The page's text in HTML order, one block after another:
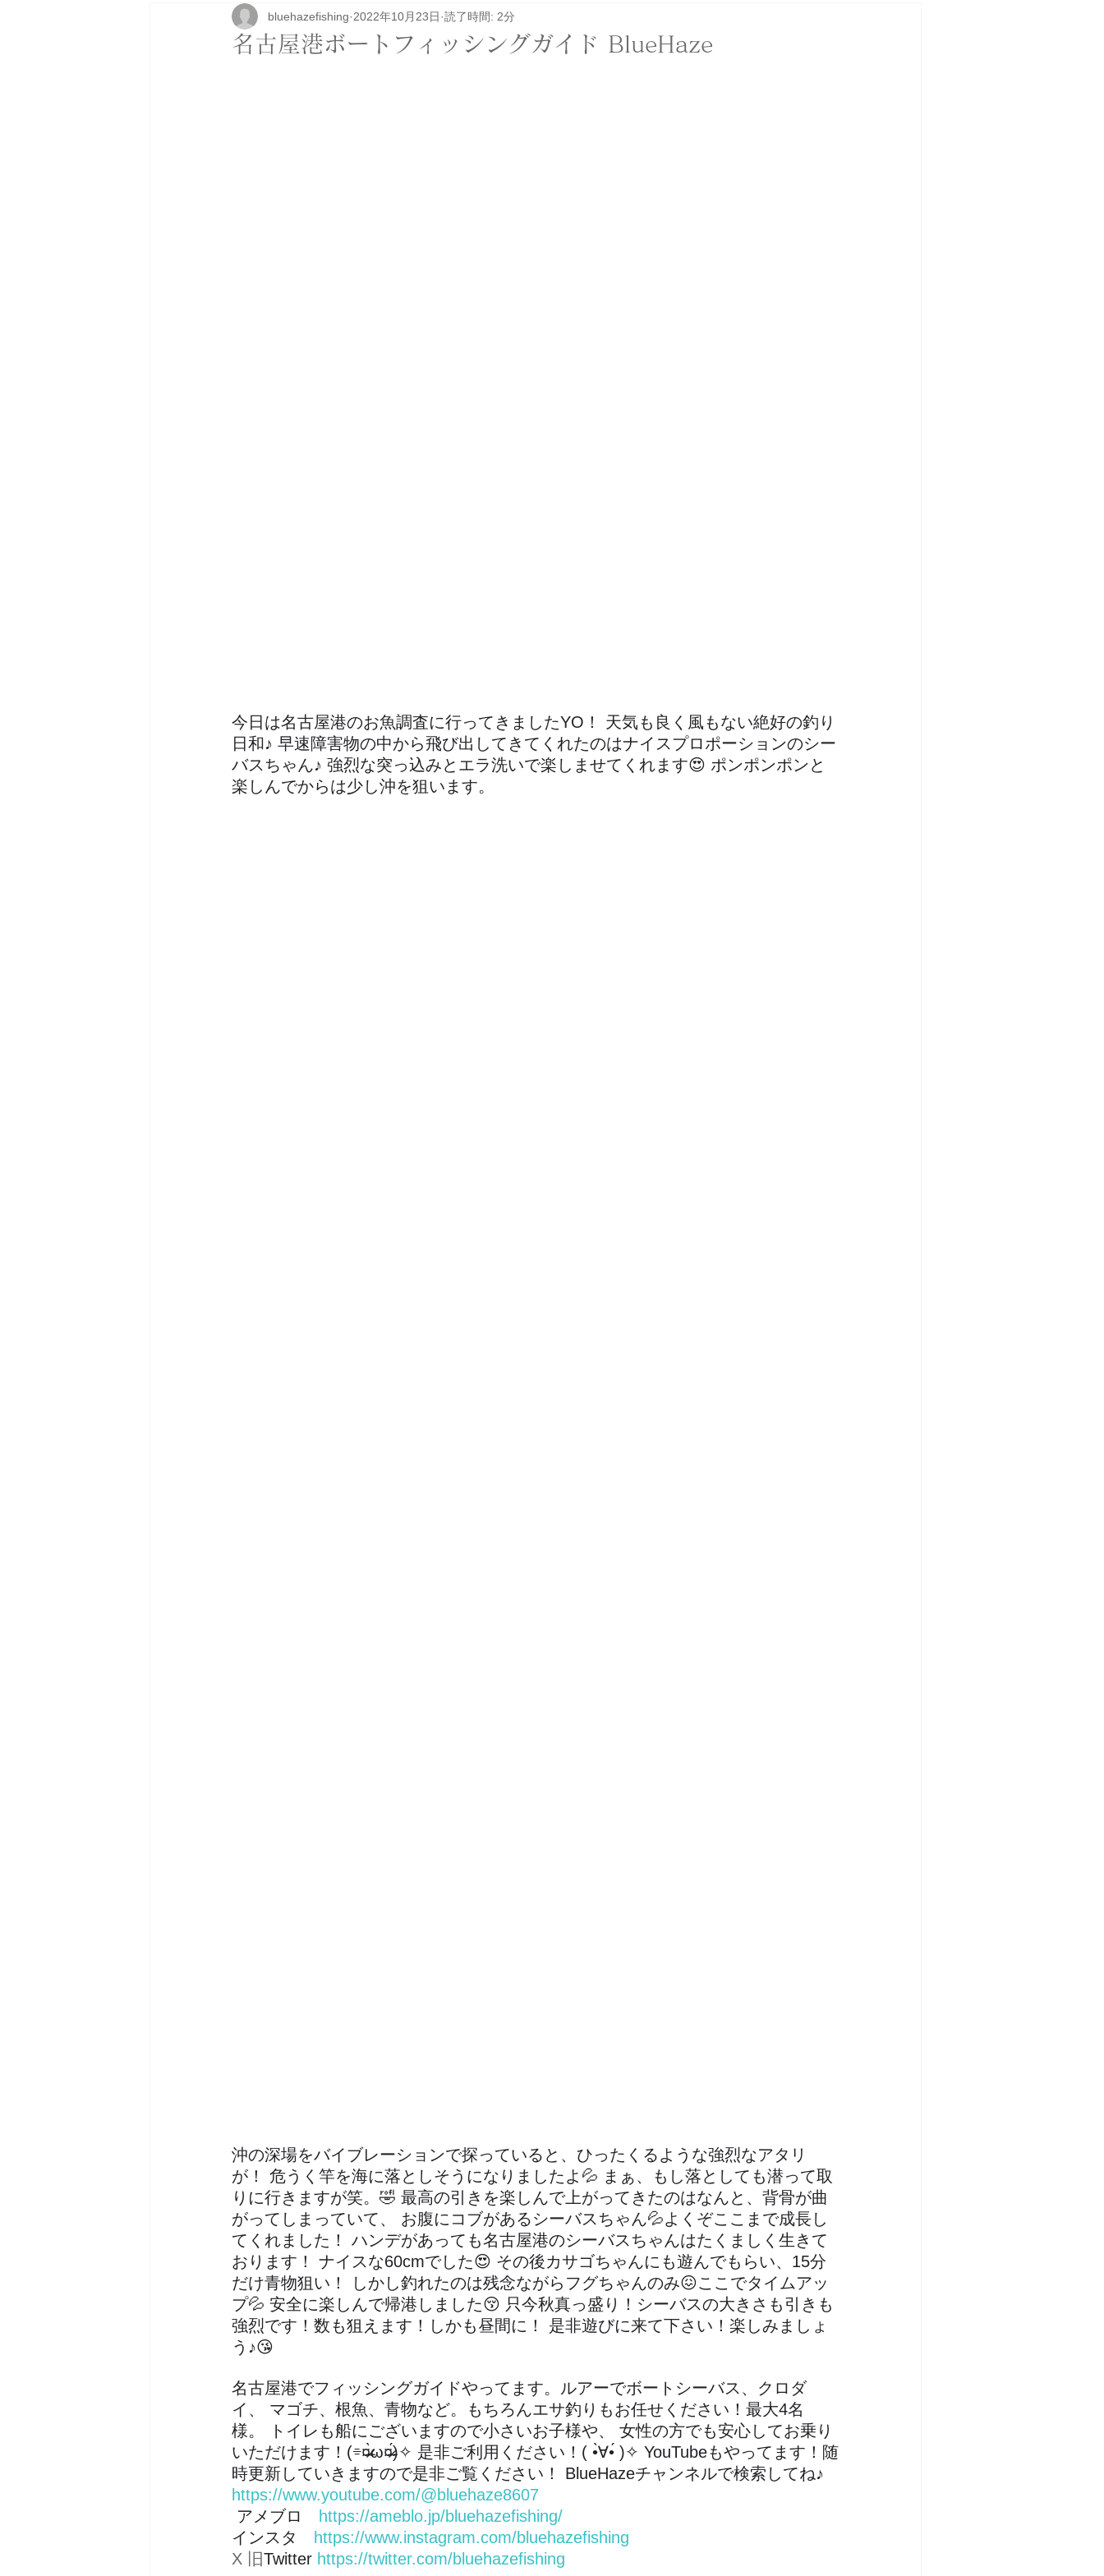
ボートカスタム アパレル関係 その他 イベント
名古屋港ボートフィッシングガイド BlueHaze
bluehazefishing 2022年10月23日 読了時間: 2分
今日は名古屋港のお魚調査に行ってきましたYO！ 天気も良く風もない絶好の釣り
日和♪ 早速障害物の中から飛び出してきてくれたのはナイスプロポーションのシー
バスちゃん♪ 強烈な突っ込みとエラ洗いで楽しませてくれます😍 ポンポンポンと
楽しんでからは少し沖を狙います。
沖の深場をバイブレーションで探っていると、ひったくるような強烈なアタリ
が！ 危うく竿を海に落としそうになりましたよ💦 まぁ、もし落としても潜って取
りに行きますが笑。🤣 最高の引きを楽しんで上がってきたのはなんと、背骨が曲
がってしまっていて、 お腹にコブがあるシーバスちゃん💦よくぞここまで成長し
てくれました！ ハンデがあっても名古屋港のシーバスちゃんはたくましく生きて
おります！ ナイスな60cmでした😍 その後カサゴちゃんにも遊んでもらい、15分
だけ青物狙い！ しかし釣れたのは残念ながらフグちゃんのみ😖ここでタイムアッ
プ💦 安全に楽しんで帰港しました😚 只今秋真っ盛り！シーバスの大きさも引きも
強烈です！数も狙えます！しかも昼間に！ 是非遊びに来て下さい！楽しみましょ
う♪😘
名古屋港でフィッシングガイドやってます。ルアーでボートシーバス、クロダ
イ、 マゴチ、根魚、青物など。もちろんエサ釣りもお任せください！最大4名
様。 トイレも船にございますので小さいお子様や、 女性の方でも安心してお乗り
いただけます！(⌯︎¤̴̶̷̀ω¤̴̶̷́)✧︎ 是非ご利用ください！( •̀∀︎•́ )✧︎ YouTubeもやってます！随
時更新していきますので是非ご覧ください！ BlueHazeチャンネルで検索してね♪
https://www.youtube.com/@bluehaze8607
アメブロ
https://ameblo.jp/bluehazefishing/
インスタ
https://www.instagram.com/bluehazefishing
X 旧Twitter https://twitter.com/bluehazefishing